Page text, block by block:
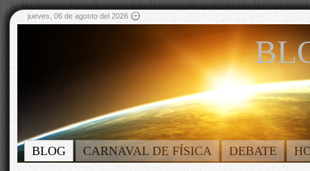
jueves, 06 de agosto del 2026
BLOG CARNAVAL DE FÍSICA DEBATE